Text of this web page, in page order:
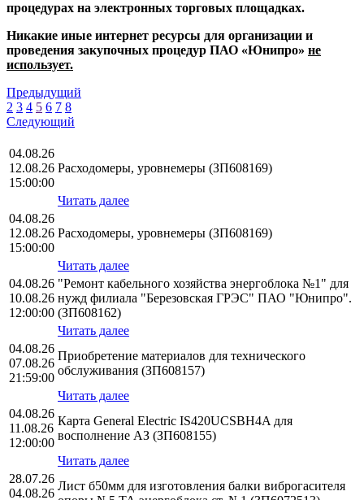
процедурах на электронных торговых площадках.
Никакие иные интернет ресурсы для организации и
проведения закупочных процедур ПАО «Юнипро» не
использует.
Предыдущий
2 3 4 5 6 7 8
Следующий
04.08.26
12.08.26
15:00:00
Расходомеры, уровнемеры (ЗП608169)
Читать далее
04.08.26
12.08.26
15:00:00
Расходомеры, уровнемеры (ЗП608169)
Читать далее
04.08.26
10.08.26
12:00:00
"Ремонт кабельного хозяйства энергоблока №1" для
нужд филиала "Березовская ГРЭС" ПАО "Юнипро".
(ЗП608162)
Читать далее
04.08.26
07.08.26
21:59:00
Приобретение материалов для технического
обслуживания (ЗП608157)
Читать далее
04.08.26
11.08.26
12:00:00
Карта General Electric IS420UCSBH4A для
восполнение АЗ (ЗП608155)
Читать далее
28.07.26
04.08.26
Лист б50мм для изготовления балки виброгасителя